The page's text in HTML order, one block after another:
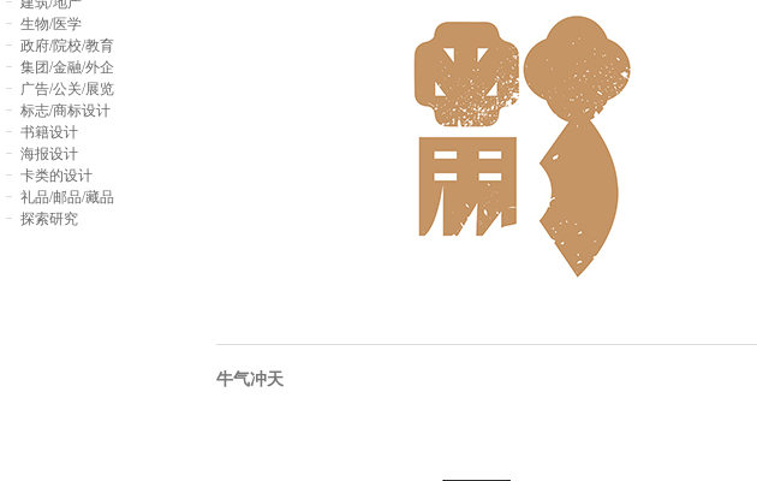
生物/医学
政府/院校/教育
集团/金融/外企
广告/公关/展览
标志/商标设计
书籍设计
海报设计
卡类的设计
礼品/邮品/藏品
探索研究
牛气冲天